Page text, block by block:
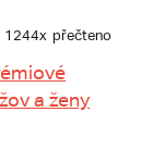
1244x přečteno
a ženy